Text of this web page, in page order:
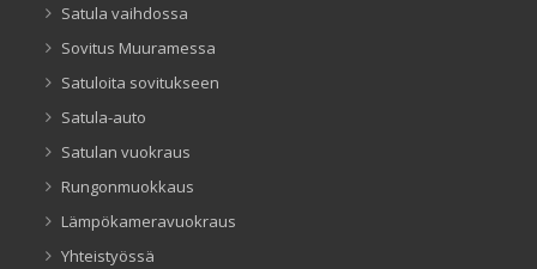
Satula vaihdossa
Sovitus Muuramessa
Satuloita sovitukseen
Satula-auto
Satulan vuokraus
Rungonmuokkaus
Lämpökameravuokraus
Yhteistyössä